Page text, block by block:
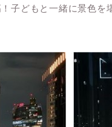
子どもと一緒に景色